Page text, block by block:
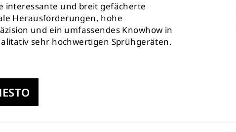
interessante und breit gefächerte
Herausforderungen, hohe
und ein umfassendes Knowhow in
sehr hochwertigen Sprühgeräten.